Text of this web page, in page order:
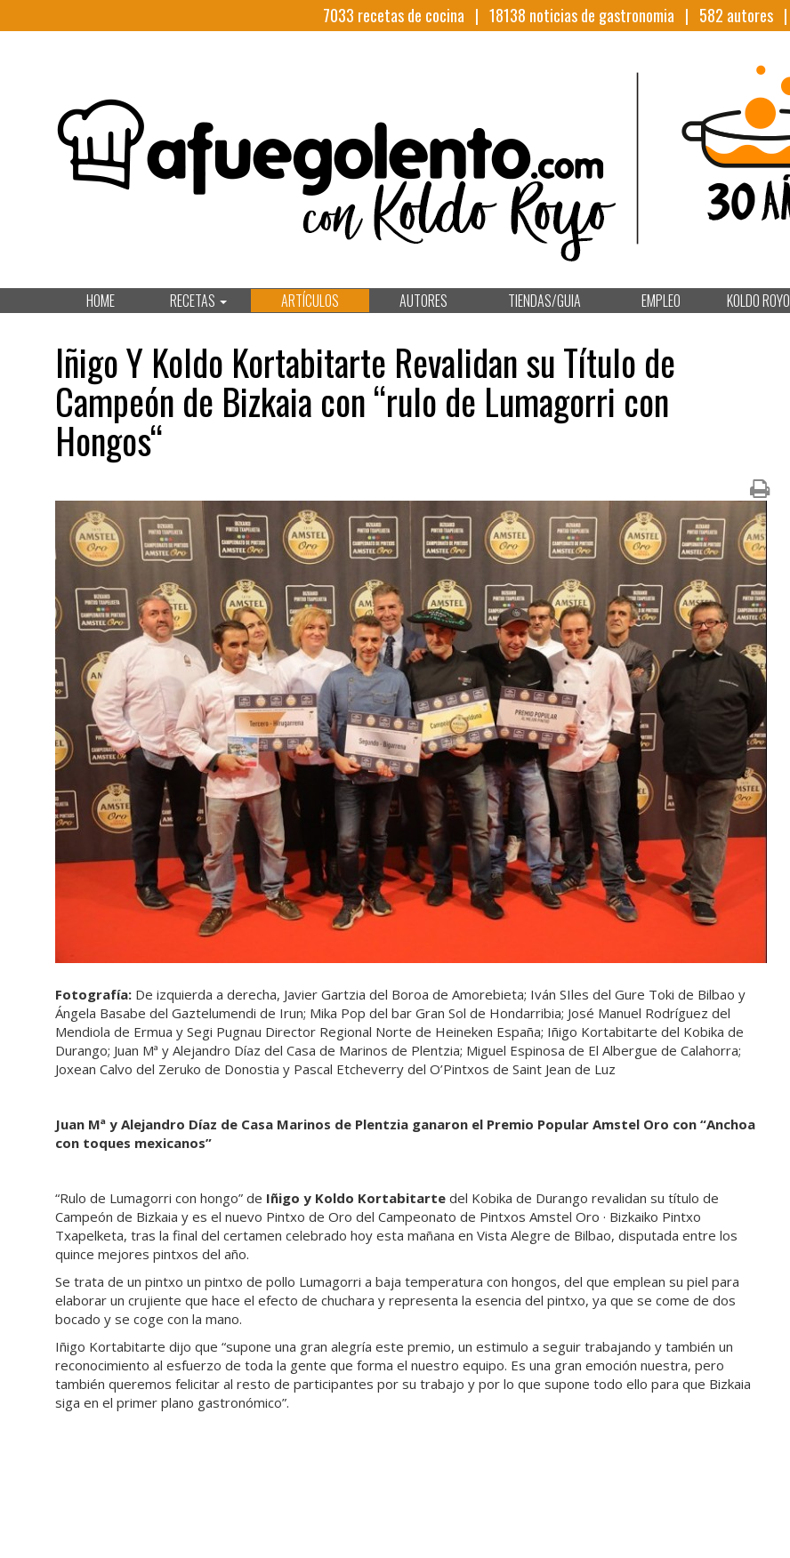
7033 recetas de cocina | 18138 noticias de gastronomia | 582 autores |
HOME RECETAS ARTÍCULOS AUTORES TIENDAS/GUIA EMPLEO KOLDO ROYO
Iñigo Y Koldo Kortabitarte Revalidan su Título de
Campeón de Bizkaia con “rulo de Lumagorri con
Hongos“
Fotografía: De izquierda a derecha, Javier Gartzia del Boroa de Amorebieta; Iván SIles del Gure Toki de Bilbao y
Ángela Basabe del Gaztelumendi de Irun; Mika Pop del bar Gran Sol de Hondarribia; José Manuel Rodríguez del
Mendiola de Ermua y Segi Pugnau Director Regional Norte de Heineken España; Iñigo Kortabitarte del Kobika de
Durango; Juan Mª y Alejandro Díaz del Casa de Marinos de Plentzia; Miguel Espinosa de El Albergue de Calahorra;
Joxean Calvo del Zeruko de Donostia y Pascal Etcheverry del O’Pintxos de Saint Jean de Luz
Juan Mª y Alejandro Díaz de Casa Marinos de Plentzia ganaron el Premio Popular Amstel Oro con “Anchoa
con toques mexicanos”
“Rulo de Lumagorri con hongo” de Iñigo y Koldo Kortabitarte del Kobika de Durango revalidan su título de
Campeón de Bizkaia y es el nuevo Pintxo de Oro del Campeonato de Pintxos Amstel Oro · Bizkaiko Pintxo
Txapelketa, tras la final del certamen celebrado hoy esta mañana en Vista Alegre de Bilbao, disputada entre los
quince mejores pintxos del año.
Se trata de un pintxo un pintxo de pollo Lumagorri a baja temperatura con hongos, del que emplean su piel para
elaborar un crujiente que hace el efecto de chuchara y representa la esencia del pintxo, ya que se come de dos
bocado y se coge con la mano.
Iñigo Kortabitarte dijo que “supone una gran alegría este premio, un estimulo a seguir trabajando y también un
reconocimiento al esfuerzo de toda la gente que forma el nuestro equipo. Es una gran emoción nuestra, pero
también queremos felicitar al resto de participantes por su trabajo y por lo que supone todo ello para que Bizkaia
siga en el primer plano gastronómico”.